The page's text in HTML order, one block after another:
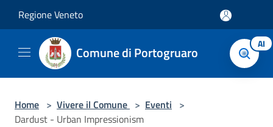
Regione Veneto
Comune di Portogruaro AI
Home > Vivere il Comune > Eventi >
Dardust - Urban Impressionism